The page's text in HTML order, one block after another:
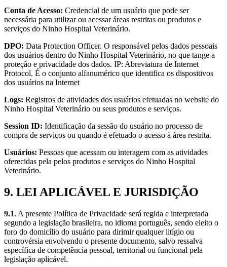
Conta de Acesso: Credencial de um usuário que pode ser
necessária para utilizar ou acessar áreas restritas ou produtos e
serviços do Ninho Hospital Veterinário.
DPO: Data Protection Officer. O responsável pelos dados pessoais
dos usuários dentro do Ninho Hospital Veterinário, no que tange a
proteção e privacidade dos dados. IP: Abreviatura de Internet
Protocol. É o conjunto alfanumérico que identifica os dispositivos
dos usuários na Internet
Logs: Registros de atividades dos usuários efetuadas no website do
Ninho Hospital Veterinário ou seus produtos e serviços.
Session ID: Identificação da sessão do usuário no processo de
compra de serviços ou quando é efetuado o acesso à área restrita.
Usuários: Pessoas que acessam ou interagem com as atividades
oferecidas pela pelos produtos e serviços do Ninho Hospital
Veterinário.
9. LEI APLICÁVEL E JURISDIÇÃO
9.1. A presente Política de Privacidade será regida e interpretada
segundo a legislação brasileira, no idioma português, sendo eleito o
foro do domicílio do usuário para dirimir qualquer litígio ou
controvérsia envolvendo o presente documento, salvo ressalva
específica de competência pessoal, territorial ou funcional pela
legislação aplicável.